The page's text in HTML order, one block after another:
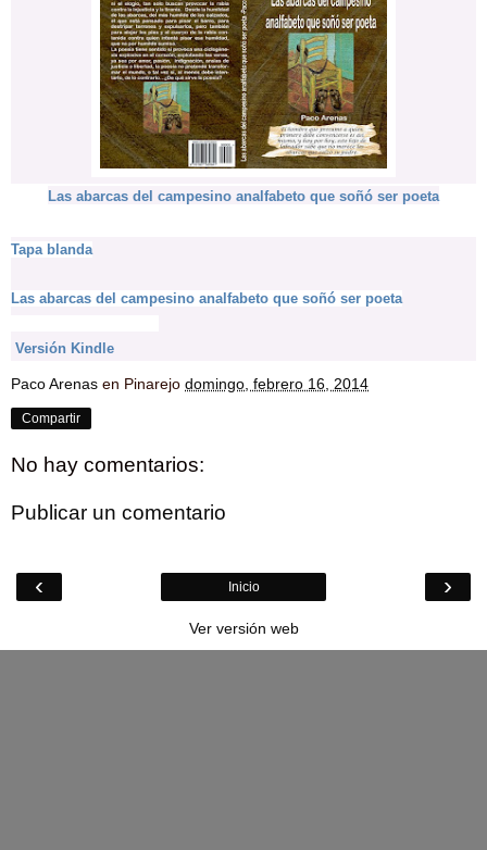
Las abarcas del campesino analfabeto que soñó ser poeta
Tapa blanda
Las abarcas del campesino analfabeto que soñó ser poeta
Versión Kindle
Paco Arenas en Pinarejo domingo, febrero 16, 2014
Compartir
No hay comentarios:
Publicar un comentario
‹ ›
Inicio
Ver versión web